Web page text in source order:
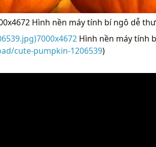
Hình nền máy tính bí ngô dễ
Hình nền máy tính
cute-pumpkin-1206539)